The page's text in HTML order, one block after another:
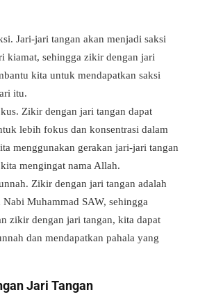
Jari-jari tangan akan menjadi saksi
kiamat, sehingga zikir dengan jari
kita untuk mendapatkan saksi
itu.
Zikir dengan jari tangan dapat
lebih fokus dan konsentrasi dalam
menggunakan gerakan jari-jari tangan
mengingat nama Allah.
Zikir dengan jari tangan adalah
Nabi Muhammad SAW, sehingga
zikir dengan jari tangan, kita dapat
dan mendapatkan pahala yang
Jari Tangan